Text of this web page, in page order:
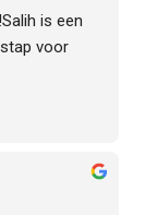
is een
voor